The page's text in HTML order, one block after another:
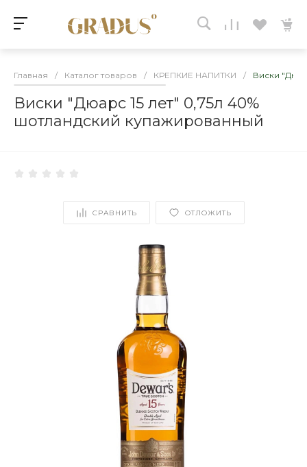
Главная / Каталог товаров / КРЕПКИЕ НАПИТКИ / Виски
Виски "Дюарс 15 лет" 0,75л 40%
шотландский купажированный
СРАВНИТЬ ОТЛОЖИТЬ